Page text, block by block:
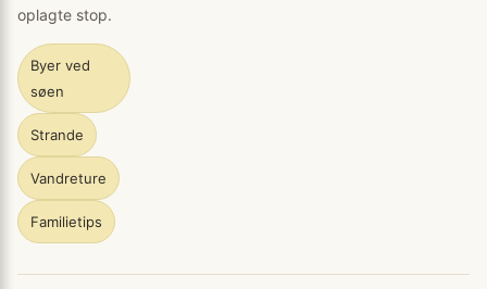
oplagte stop.
Byer ved
søen
Strande
Vandreture
Familietips